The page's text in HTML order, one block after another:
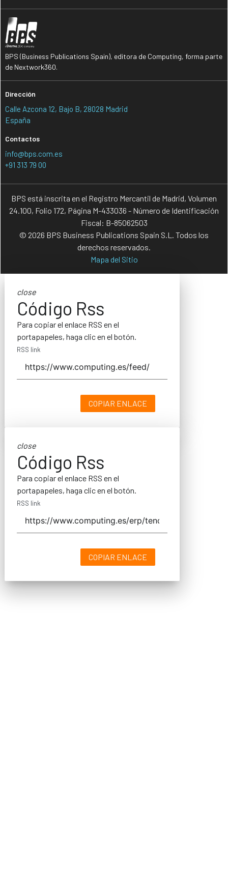
BPS (Business Publications Spain), editora de Computing, forma parte
de Nextwork360.
Dirección
Calle Azcona 12, Bajo B, 28028 Madrid
España
Contactos
info@bps.com.es
+91 313 79 00
BPS está inscrita en el Registro Mercantil de Madrid, Volumen
24.100, Folio 172, Página M-433036 - Número de Identificación
Fiscal: B-85062503
© 2026 BPS Business Publications Spain S.L. Todos los
derechos reservados.
Mapa del Sitio
close
Código Rss
Para copiar el enlace RSS en el
portapapeles, haga clic en el botón.
RSS link
COPIAR ENLACE
close
Código Rss
Para copiar el enlace RSS en el
portapapeles, haga clic en el botón.
RSS link
COPIAR ENLACE